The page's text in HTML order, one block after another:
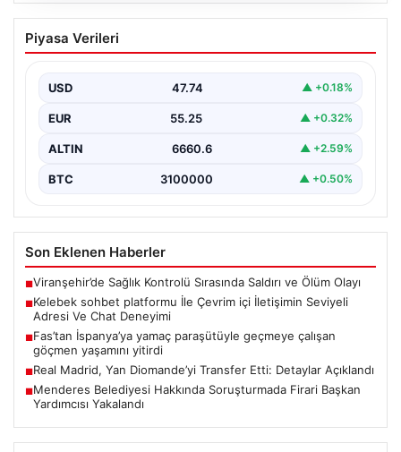
Kelebek sohbet platformu İle Çevrim içi
İletişimin Seviyeli Adresi Ve Chat
Dijital ortamında insanların güvenli bir tarzda bağlantı
Halen…
Piyasa Verileri
USD 47.74 ▲ +0.18%
EUR 55.25 ▲ +0.32%
ALTIN 6660.6 ▲ +2.59%
BTC 3100000 ▲ +0.50%
Son Eklenen Haberler
■Viranşehir’de Sağlık Kontrolü Sırasında Saldırı ve Ölüm Olayı
■Kelebek sohbet platformu İle Çevrim içi İletişimin Seviyeli
Adresi Ve Chat Deneyimi
■Fas’tan İspanya’ya yamaç paraşütüyle geçmeye çalışan
göçmen yaşamını yitirdi
■Real Madrid, Yan Diomande’yi Transfer Etti: Detaylar Açıklandı
■Menderes Belediyesi Hakkında Soruşturmada Firari Başkan
Yardımcısı Yakalandı